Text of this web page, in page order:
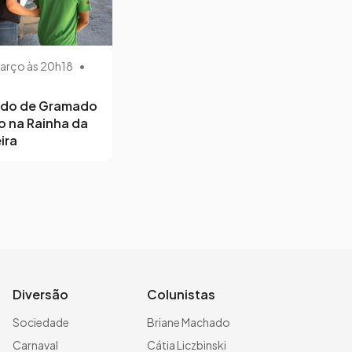
às 20h18 •
de Gramado
na Rainha da
Diversão
Sociedade
Carnaval
Colunistas
Briane Machado
Cátia Liczbinski